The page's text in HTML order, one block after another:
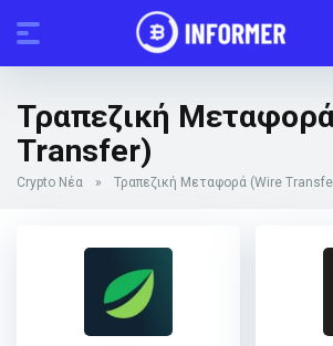
Τραπεζική
Transfer)
Crypto Νέα » Τραπεζική Μεταφορά (Wire